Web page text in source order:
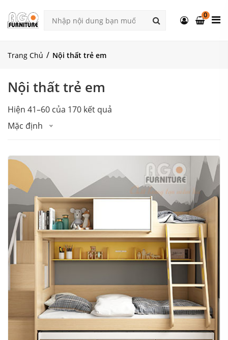
0
Trang Chủ Nội thất trẻ em
Nội thất trẻ em
Hiện 41–60 của 170 kết quả
Mặc định